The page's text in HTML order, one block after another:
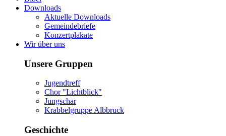
Downloads
Aktuelle Downloads
Gemeindebriefe
Konzertplakate
Wir über uns
Unsere Gruppen
Jugendtreff
Chor "Lichtblick"
Jungschar
Krabbelgruppe Albbruck
Geschichte